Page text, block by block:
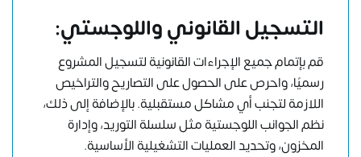
التسجيل القانوني واللوجستي:
قم بإتمام جميع الإجراءات القانونية لتسجيل المشروع
رسميًا، واحرص على الحصول على التصاريح والتراخيص
اللازمة لتجنب أي مشاكل مستقبلية. بالإضافة إلى ذلك،
نظم الجوانب اللوجستية مثل سلسلة التوريد، وإدارة
المخزون، وتحديد العمليات التشغيلية الأساسية.